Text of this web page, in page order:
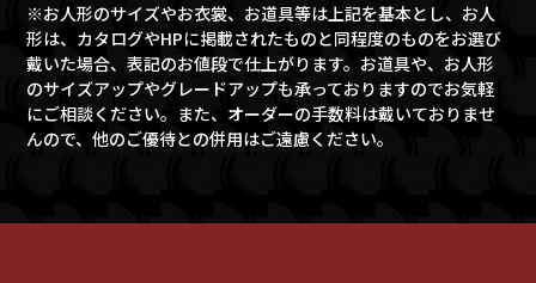
※お人形のサイズやお衣裳、お道具等は上記を基本とし、お人
形は、カタログやHPに掲載されたものと同程度のものをお選び
戴いた場合、表記のお値段で仕上がります。お道具や、お人形
のサイズアップやグレードアップも承っておりますのでお気軽
にご相談ください。また、オーダーの手数料は戴いておりませ
んので、他のご優待との併用はご遠慮ください。